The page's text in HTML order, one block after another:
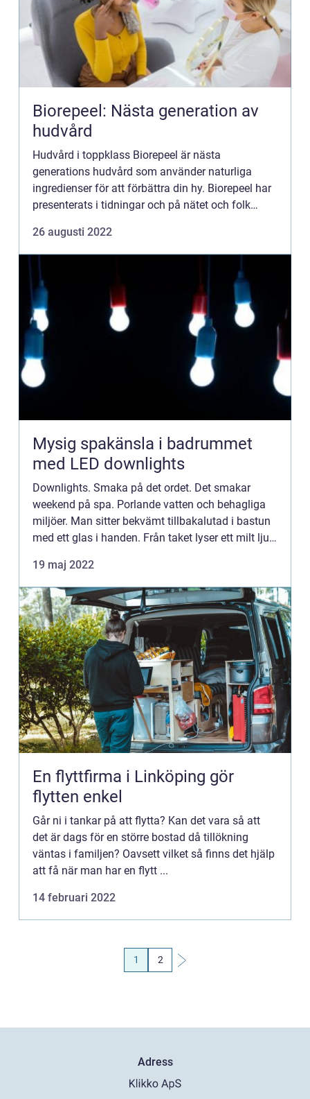
Biorepeel: Nästa generation av
hudvård
Hudvård i toppklass Biorepeel är nästa
generations hudvård som använder naturliga
ingredienser för att förbättra din hy. Biorepeel har
presenterats i tidningar och på nätet och folk
ett nytt sätt at...
26 augusti 2022
Mysig spakänsla i badrummet
med LED downlights
Downlights. Smaka på det ordet. Det smakar
weekend på spa. Porlande vatten och behagliga
miljöer. Man sitter bekvämt tillbakalutad i bastun
med ett glas i handen. Från taket lyser ett milt ljus.
nämlig...
19 maj 2022
En flyttfirma i Linköping gör
flytten enkel
Går ni i tankar på att flytta? Kan det vara så att
det är dags för en större bostad då tillökning
väntas i familjen? Oavsett vilket så finns det hjälp
att få när man har en flytt ...
14 februari 2022
1 2
Adress